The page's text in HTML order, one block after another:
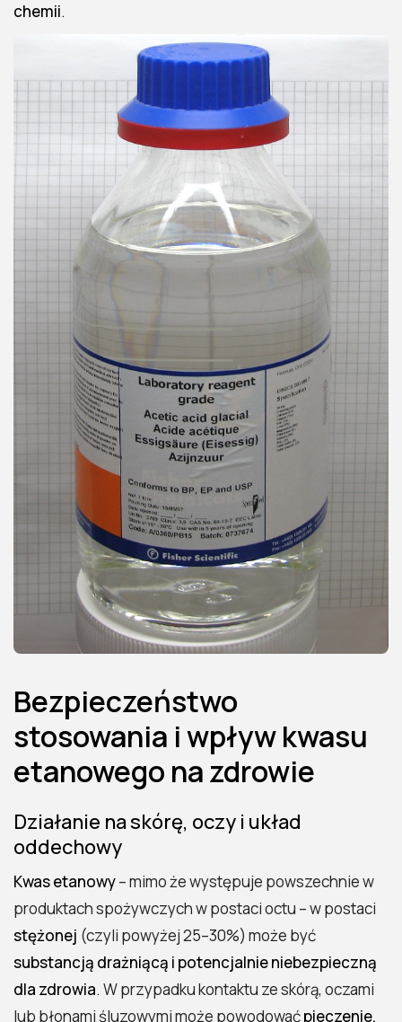
chemii.
Bezpieczeństwo
stosowania i wpływ kwasu
etanowego na zdrowie
Działanie na skórę, oczy i układ
oddechowy
Kwas etanowy– mimo że występuje powszechnie w
produktach spożywczych w postaci octu – w postaci
stężonej (czyli powyżej 25–30%) może być
substancją drażniącą i potencjalnie niebezpieczną
dla zdrowia. W przypadku kontaktu ze skórą, oczami
lub błonami śluzowymi może powodowaćpieczenie,